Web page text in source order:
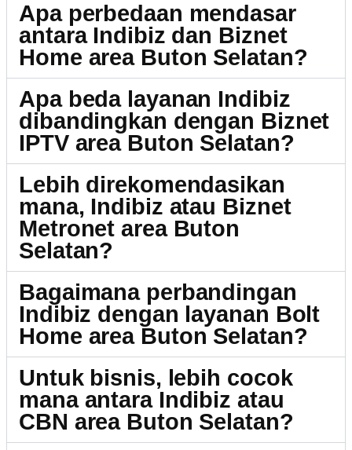
Apa perbedaan mendasar
antara Indibiz dan Biznet
Home area Buton Selatan?
Apa beda layanan Indibiz
dibandingkan dengan Biznet
IPTV area Buton Selatan?
Lebih direkomendasikan
mana, Indibiz atau Biznet
Metronet area Buton
Selatan?
Bagaimana perbandingan
Indibiz dengan layanan Bolt
Home area Buton Selatan?
Untuk bisnis, lebih cocok
mana antara Indibiz atau
CBN area Buton Selatan?